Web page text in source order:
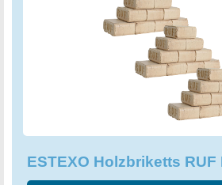
sich darauf verlassen, dass
Holzbriketts auch einen Beitrag zum
Und mit der hochwertigen Qualität
auch noch lange Freude an